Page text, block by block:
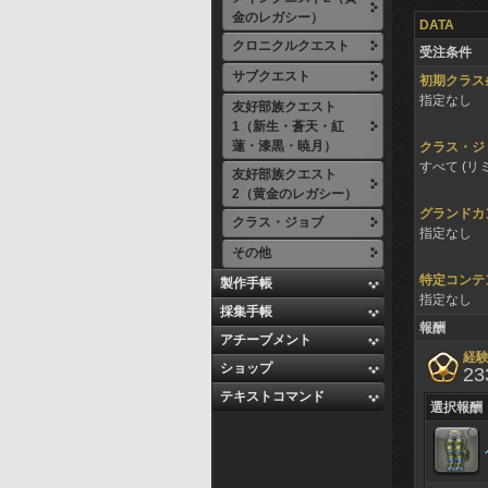
金のレガシー）
クロニクルクエスト
サブクエスト
友好部族クエスト
1（新生・蒼天・紅
蓮・漆黒・暁月）
友好部族クエスト
2（黄金のレガシー）
クラス・ジョブ
その他
製作手帳
採集手帳
アチーブメント
ショップ
テキストコマンド
DATA
受注条件
初期クラス
指定なし
クラス・
すべて (リ
グランド
指定なし
特定コン
指定なし
報酬
経
選択報酬